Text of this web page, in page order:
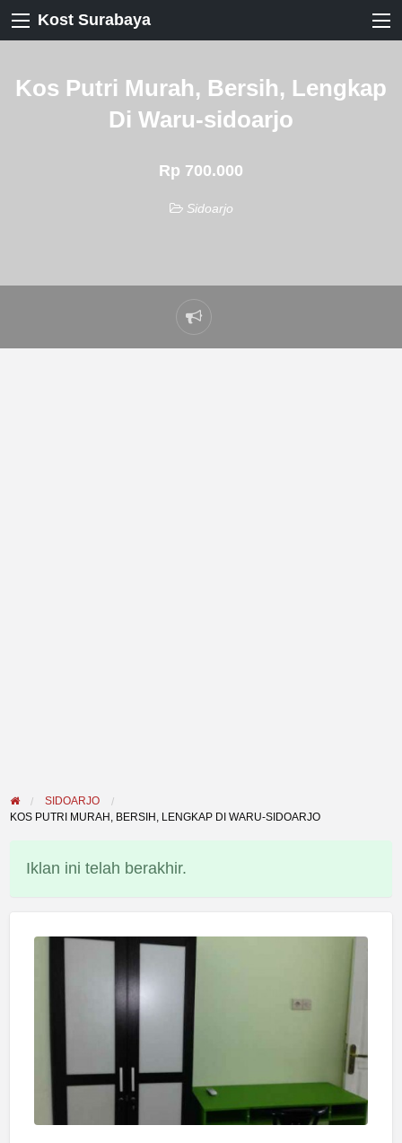
Kost Surabaya
Kos Putri Murah, Bersih, Lengkap
Di Waru-sidoarjo
Rp 700.000
Sidoarjo
Laporkan
masalah
SIDOARJO
KOS PUTRI MURAH, BERSIH, LENGKAP DI WARU-SIDOARJO
Iklan ini telah berakhir.